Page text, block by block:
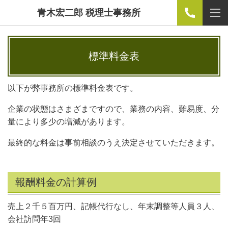
青木宏二郎 税理士事務所
標準料金表
以下が弊事務所の標準料金表です。
企業の状態はさまざまですので、業務の内容、難易度、分
量により多少の増減があります。
最終的な料金は事前相談のうえ決定させていただきます。
報酬料金の計算例
売上２千５百万円、記帳代行なし、年末調整等人員３人、
会社訪問年3回